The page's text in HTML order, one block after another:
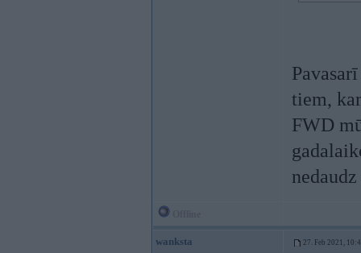
tiem,
FWD
wanksta 27. Feb 2021,